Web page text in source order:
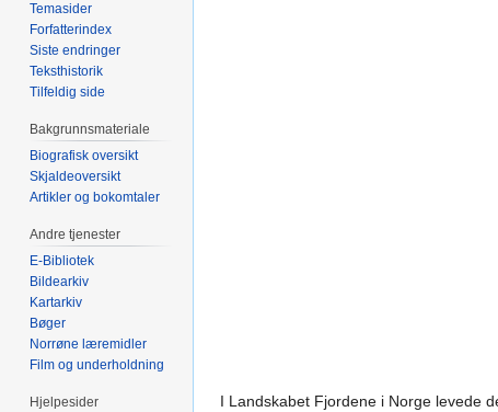
I Landskabet Fjordene i Norge levede
Temasider
Forfatterindex
Siste endringer
Teksthistorik
Tilfeldig side
Bakgrunnsmateriale
Biografisk oversikt
Skjaldeoversikt
Artikler og bokomtaler
Andre tjenester
E-Bibliotek
Bildearkiv
Kartarkiv
Bøger
Norrøne læremidler
Film og underholdning
Hjelpesider